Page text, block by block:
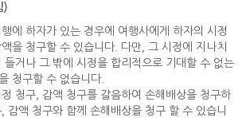
)
에 하자가 있는 경우에 여행사에게 하자의 시정
을 청구할 수 있습니다. 다만, 그 시정에 지나치
들거나 그 밖에 시정을 합리적으로 기대할 수 없는
청구할 수 없습니다.
청구, 감액 청구를 갈음하여 손해배상을 청구하
감액 청구와 함께 손해배상을 청구 할 수 있습니